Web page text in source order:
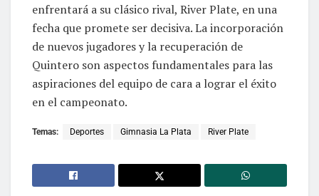
enfrentará a su clásico rival, River Plate, en una
fecha que promete ser decisiva. La incorporación
de nuevos jugadores y la recuperación de
Quintero son aspectos fundamentales para las
aspiraciones del equipo de cara a lograr el éxito
en el campeonato.
Temas: Deportes Gimnasia La Plata River Plate